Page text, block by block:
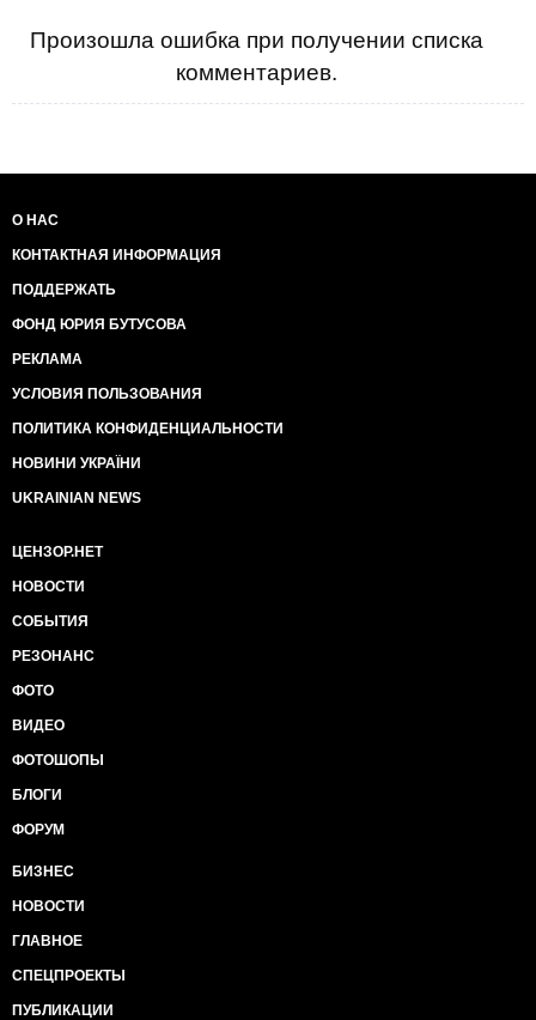
УКРАИНСКОЙ МОВЕ! ЭТО СРАЗУ ВЫДАЕТ
РУССКОЕ ЗВЕРЬЕ.
Произошла ошибка при получении списка
комментариев.
О НАС
КОНТАКТНАЯ ИНФОРМАЦИЯ
ПОДДЕРЖАТЬ
ФОНД ЮРИЯ БУТУСОВА
РЕКЛАМА
УСЛОВИЯ ПОЛЬЗОВАНИЯ
ПОЛИТИКА КОНФИДЕНЦИАЛЬНОСТИ
НОВИНИ УКРАЇНИ
UKRAINIAN NEWS
ЦЕНЗОР.НЕТ
НОВОСТИ
СОБЫТИЯ
РЕЗОНАНС
ФОТО
ВИДЕО
ФОТОШОПЫ
БЛОГИ
ФОРУМ
БИЗНЕС
НОВОСТИ
ГЛАВНОЕ
СПЕЦПРОЕКТЫ
ПУБЛИКАЦИИ